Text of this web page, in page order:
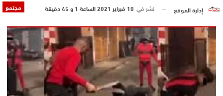
مجتمع إدارة الموقع نشر في 10 فبراير 2021 الساعة 1 و 45 دقيقة